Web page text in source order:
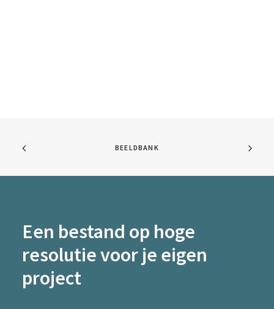
BEELDBANK
Een bestand op hoge
resolutie voor je eigen
project